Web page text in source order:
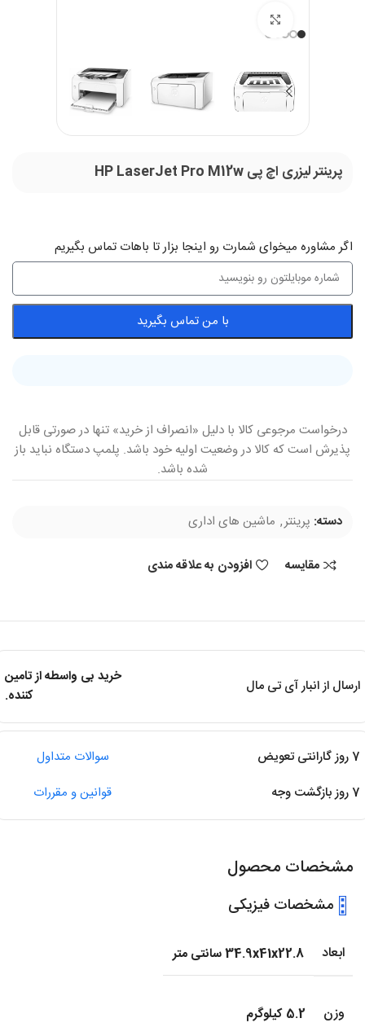
پرینتر لیزری اچ پی HP LaserJet Pro M12w
اگر‌ مشاوره میخوای شمارت رو اینجا بزار تا باهات تماس بگیریم
با من تماس بگیرید
درخواست مرجوعی کالا با دلیل «انصراف از خرید» تنها در صورتی قابل
پذیرش است که کالا در وضعیت اولیه خود باشد. پلمپ دستگاه نباید باز
شده باشد.
دسته: پرینتر, ماشین های اداری
مقایسه افزودن به علاقه مندی
ارسال از انبار آی تی مال
خرید بی واسطه از تامین
کننده.
7 روز گارانتی تعویض
سوالات متداول
7 روز بازگشت وجه
قوانین و مقررات
مشخصات محصول
مشخصات فیزیکی
ابعاد 34.9x41x22.8 سانتی متر
وزن 5.2 کیلوگرم